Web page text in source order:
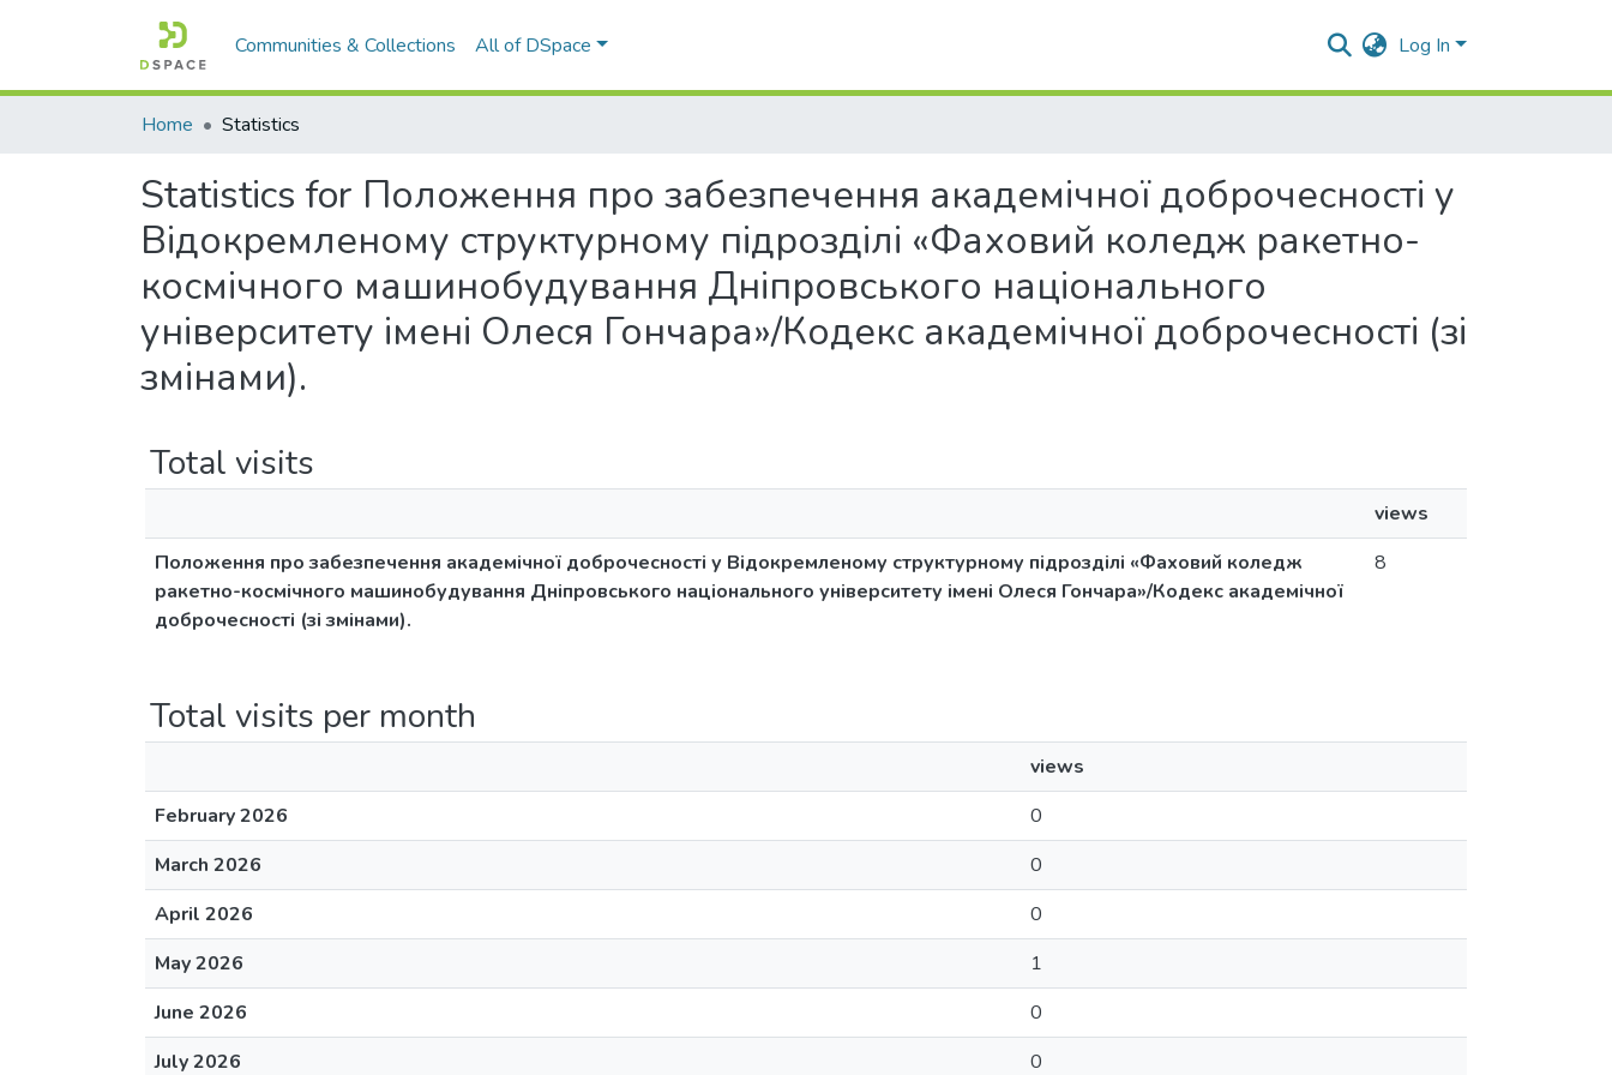
Communities & Collections All of DSpace Log In
Home Statistics
Statistics for Положення про забезпечення академічної доброчесності у
Відокремленому структурному підрозділі «Фаховий коледж ракетно-
космічного машинобудування Дніпровського національного
університету імені Олеся Гончара»/Кодекс академічної доброчесності (зі
змінами).
Total visits
views
Положення про забезпечення академічної доброчесності у Відокремленому структурному підрозділі «Фаховий коледж
ракетно-космічного машинобудування Дніпровського національного університету імені Олеся Гончара»/Кодекс академічної
доброчесності (зі змінами).
8
Total visits per month
views
February 2026
0
March 2026
0
April 2026
0
May 2026
1
June 2026
0
July 2026
0